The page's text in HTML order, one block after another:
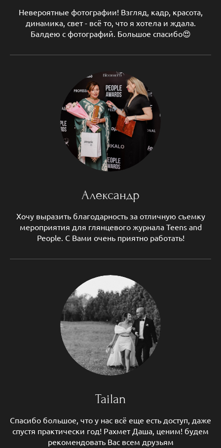
Невероятные фотографии! Взгляд, кадр, красота,
динамика, свет - всё то, что я хотела и ждала.
Балдею с фотографий. Большое спасибо😍
Александр
Хочу выразить благодарность за отличную съемку
мероприятия для глянцевого журнала Teens and
People. С Вами очень приятно работать!
Tailan
Спасибо большое, что у нас всё еще есть доступ, даже
спустя практически год! Рахмет Даша, ценим! будем
рекомендовать Вас всем друзьям